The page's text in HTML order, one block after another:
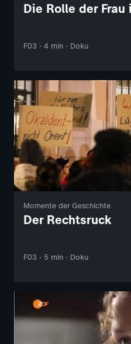
Die Rolle der Frau
F03 · 4 min · Doku
Momente der Geschichte
Der Rechtsruck
F03 · 5 min · Doku